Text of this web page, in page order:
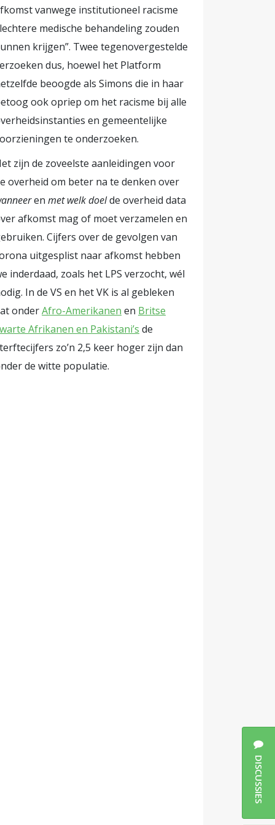
die
de
die zich
staat.
intenties
wat
is.
verschil
en
vanwege institutioneel racisme
medische behandeling zouden
krijgen”. Twee tegenovergestelde
dus, hoewel het Platform
beoogde als Simons die in haar
ook opriep om het racisme bij alle
en gemeentelijke
te onderzoeken.
zijn de zoveelste aanleidingen voor
overheid om beter na te denken over
en met welk doelde overheid data
afkomst mag of moet verzamelen en
Cijfers over de gevolgen van
uitgesplist naar afkomst hebben
inderdaad, zoals het LPS verzocht, wél
In de VS en het VK is al gebleken
onderAfro-Amerikanen en Britse
Afrikanen en Pakistani’s de
zo’n 2,5 keer hoger zijn dan
de witte populatie.
DISCUSSIES